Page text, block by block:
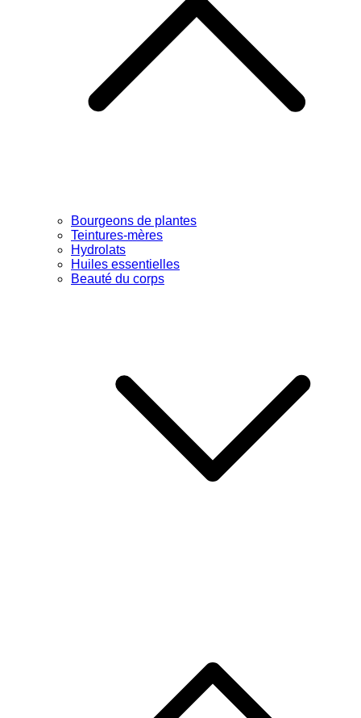
Bourgeons de plantes
Teintures-mères
Hydrolats
Huiles essentielles
Beauté du corps